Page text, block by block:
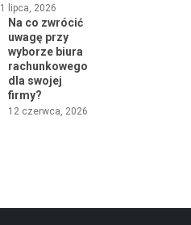
1 lipca, 2026
Na co zwrócić
uwagę przy
wyborze biura
rachunkowego
dla swojej
firmy?
12 czerwca, 2026